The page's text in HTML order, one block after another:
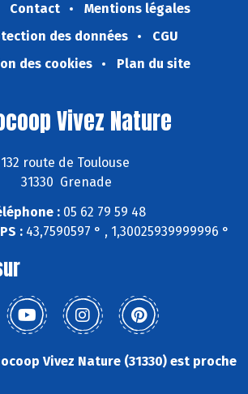
Contact
Mentions légales
des données
CGU
des cookies
Plan du site
Vivez Nature
132 route de Toulouse
31330 Grenade
:05 62 79 59 48
:43,7590597 ° , 1,30025939999996 °
Vivez Nature (31330) est proche